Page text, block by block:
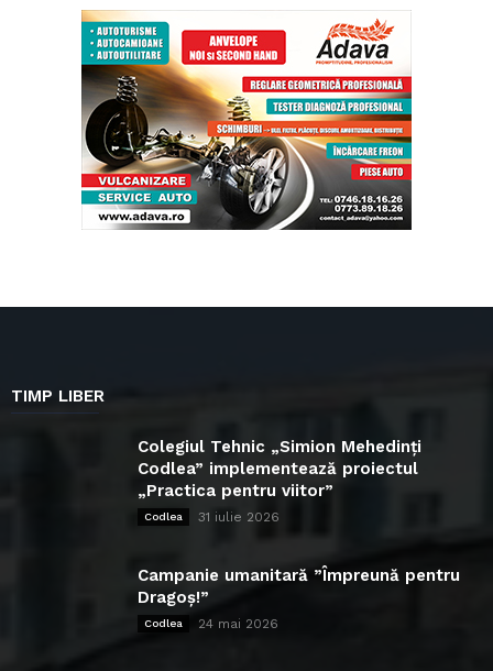
TIMP LIBER
Colegiul Tehnic „Simion Mehedinți
Codlea” implementează proiectul
„Practica pentru viitor”
Codlea 31 iulie 2026
Campanie umanitară ”Împreună pentru
Dragoș!”
Codlea 24 mai 2026